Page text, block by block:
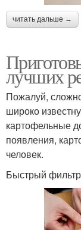
читать дальше →
лучших
Пожалуй,
широко
картофельные
появления,
человек.
Быстрый